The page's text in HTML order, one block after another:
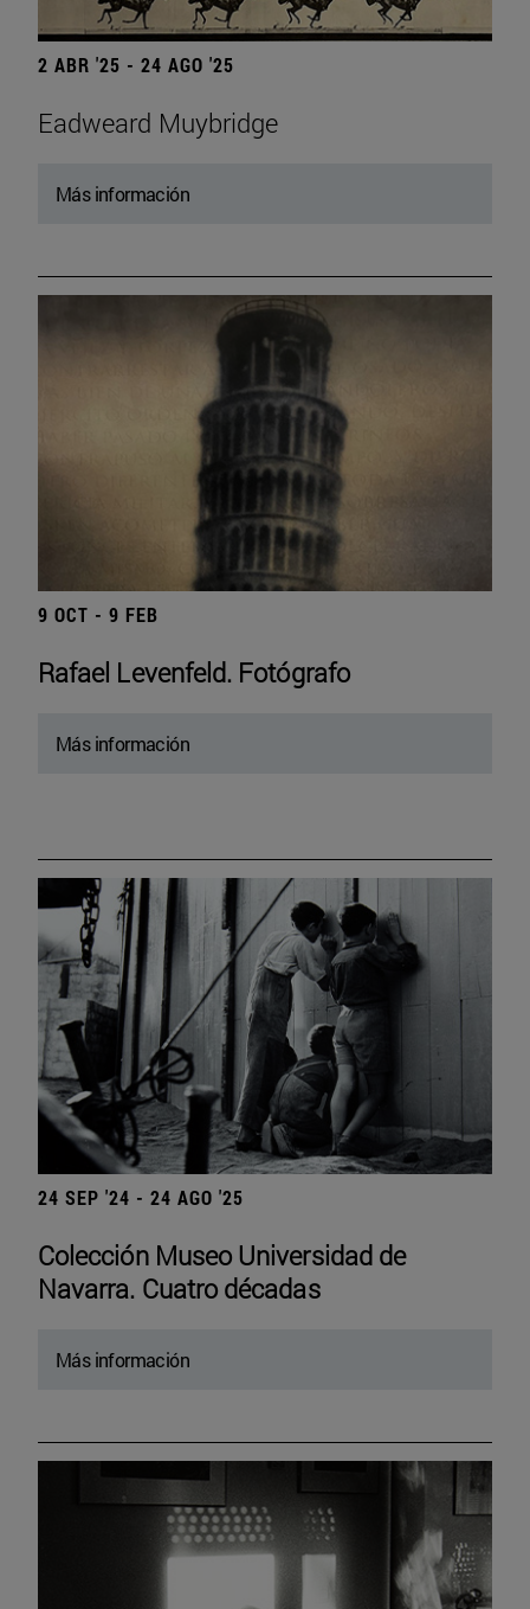
2 ABR '25 - 24 AGO '25
Eadweard Muybridge
Más información
9 OCT - 9 FEB
Rafael Levenfeld. Fotógrafo
Más información
24 SEP '24 - 24 AGO '25
Colección Museo Universidad de
Navarra. Cuatro décadas
Más información